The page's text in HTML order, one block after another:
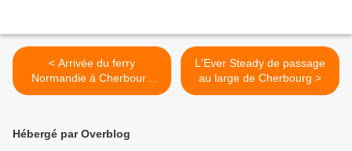
< Arrivée du ferry
Normandie à Cherbourg
pour Noël
L'Ever Steady de passage
au large de Cherbourg >
Hébergé par Overblog